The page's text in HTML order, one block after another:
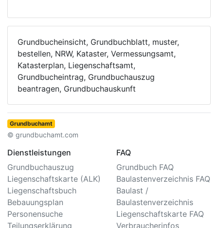
Grundbucheinsicht, Grundbuchblatt, muster,
bestellen, NRW, Kataster, Vermessungsamt,
Katasterplan, Liegenschaftsamt,
Grundbucheintrag, Grundbuchauszug
beantragen, Grundbuchauskunft
Grundbuchamt
© grundbuchamt.com
Dienstleistungen
Grundbuchauszug
Liegenschaftskarte (ALK)
Liegenschaftsbuch
Bebauungsplan
Personensuche
Teilungserklärung
FAQ
Grundbuch FAQ
Baulastenverzeichnis FAQ
Baulast /
Baulastenverzeichnis
Liegenschaftskarte FAQ
Verbraucherinfos